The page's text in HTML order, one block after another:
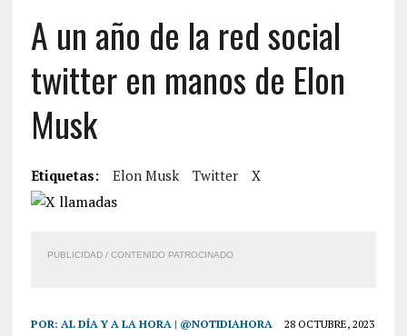
A un año de la red social
twitter en manos de Elon
Musk
Etiquetas: Elon Musk Twitter X
PUBLICIDAD / CONTENIDO PATROCINADO
POR: AL DÍA Y A LA HORA | @NOTIDIAHORA 28 OCTUBRE, 2023